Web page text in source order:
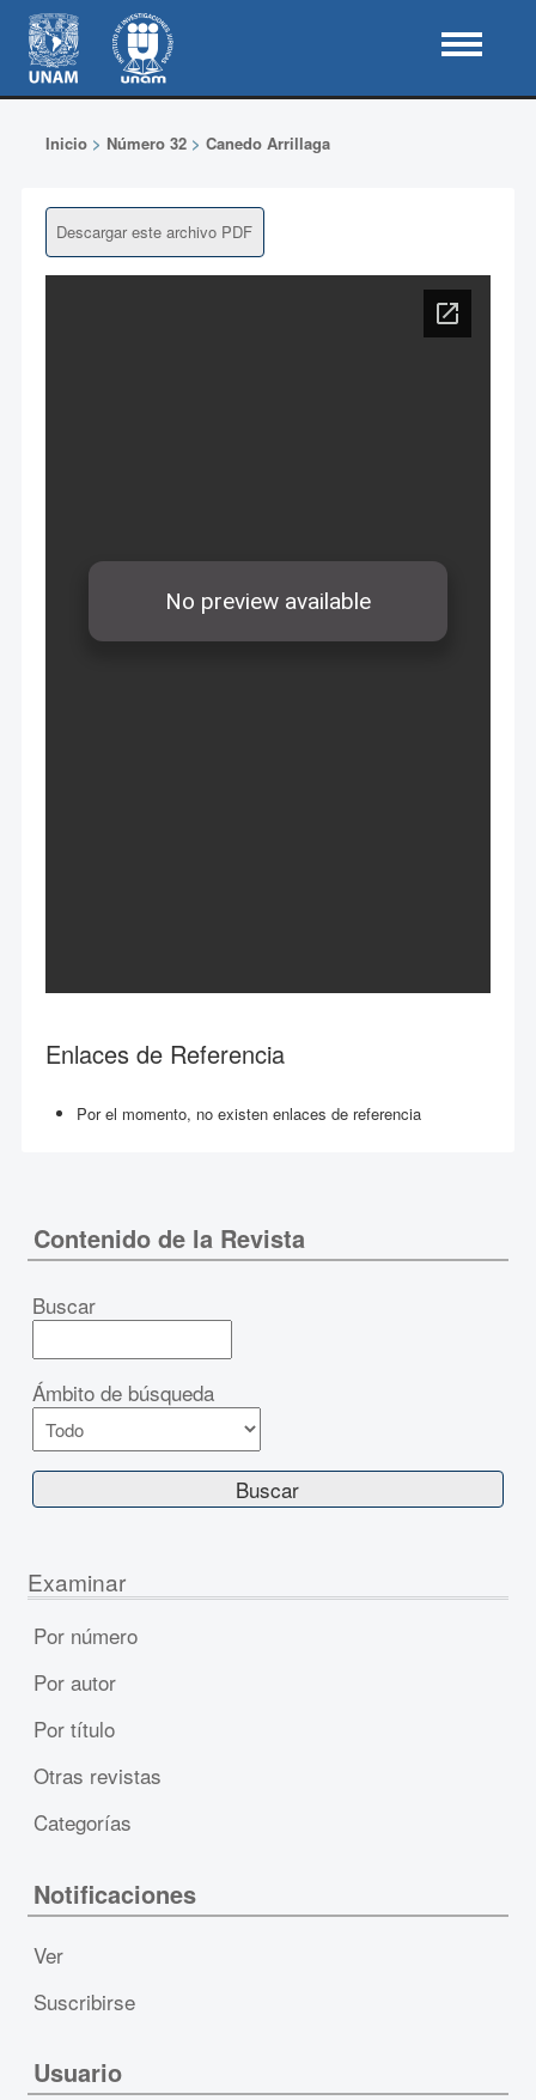
Inicio> Número 32> Canedo Arrillaga
Descargar este archivo PDF
Enlaces de Referencia
Por el momento, no existen enlaces de referencia
Contenido de la Revista
Buscar
Ámbito de búsqueda
Examinar
Por número
Por autor
Por título
Otras revistas
Categorías
Notificaciones
Ver
Suscribirse
Usuario